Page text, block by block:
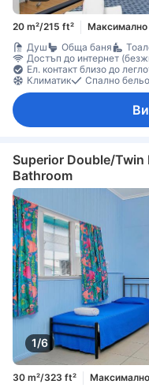
20 m²/215 ft² Максимално
Душ
Обща баня
Достъп до интернет
Ел. контакт близо до
Климатик
Спално бельо
Superior Double/Twin
Bathroom
1/6
30 m²/323 ft²